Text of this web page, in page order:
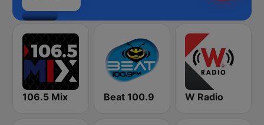
106.5 Mix Beat 100.9 W Radio